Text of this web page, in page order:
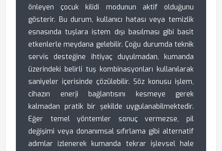
önleyen çocuk kilidi modunun aktif olduğunu
gösterir. Bu durum, kullanıcı hatası veya temizlik
esnasında tuşlara istem dışı basılması gibi basit
etkenlerle meydana gelebilir. Çoğu durumda teknik
servis desteğine ihtiyaç duyulmadan, kumanda
üzerindeki belirli tuş kombinasyonları kullanılarak
saniyeler içerisinde çözülebilir. Söz konusu işlem,
cihazın enerji bağlantısını kesmeye gerek
kalmadan pratik bir şekilde uygulanabilmektedir.
Eğer temel yöntemler sonuç vermezse, pil
değişimi veya donanımsal sıfırlama gibi alternatif
adımlar izlenerek kumanda tekrar işlevsel hale